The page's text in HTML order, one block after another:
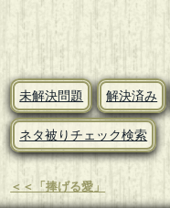
未解決問題 解決済み
ネタ被りチェック検索
＜＜「捧げる愛」